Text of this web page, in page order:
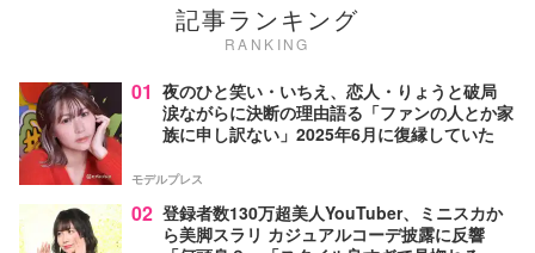
記事ランキング
RANKING
01 夜のひと笑い・いちえ、恋人・りょうと破局
涙ながらに決断の理由語る「ファンの人とか家
族に申し訳ない」2025年6月に復縁していた
モデルプレス
02 登録者数130万超美人YouTuber、ミニスカか
ら美脚スラリ カジュアルコーデ披露に反響